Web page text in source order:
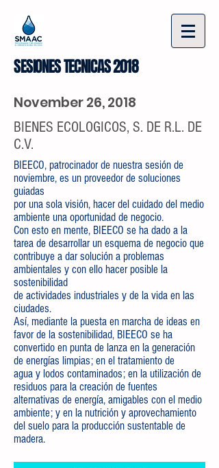
SESIONES TECNICAS 2018
November 26, 2018
BIENES ECOLOGICOS, S. DE R.L. DE
C.V.
BIEECO, patrocinador de nuestra sesión de
noviembre, es un proveedor de soluciones
guiadas
por una sola visión, hacer del cuidado del medio
ambiente una oportunidad de negocio.
Con esto en mente, BIEECO se ha dado a la
tarea de desarrollar un esquema de negocio que
contribuye a dar solución a problemas
ambientales y con ello hacer posible la
sostenibilidad
de actividades industriales y de la vida en las
ciudades.
Así, mediante la puesta en marcha de ideas en
favor de la sostenibilidad, BIEECO se ha
convertido en punta de lanza en la generación
de energías limpias; en el tratamiento de
agua y lodos contaminados; en la utilización de
residuos para la creación de fuentes
alternativas de energía, amigables con el medio
ambiente; y en la nutrición y aprovechamiento
del suelo para la producción sustentable de
madera.